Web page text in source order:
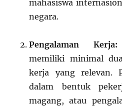
mahasiswa
negara.
Pengalaman Kerja:
memiliki minimal
kerja yang relevan.
dalam bentuk
magang, atau